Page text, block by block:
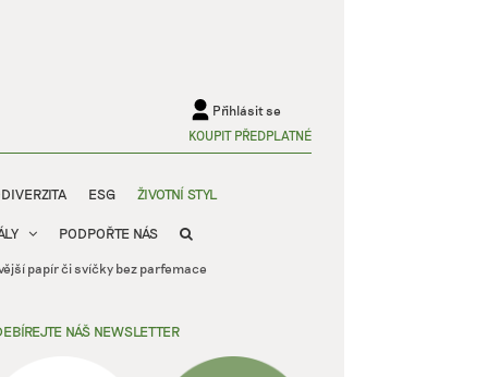
Přihlásit se
KOUPIT PŘEDPLATNÉ
ESG ŽIVOTNÍ STYL
PODPOŘTE NÁS
papír či svíčky bez parfemace
NÁŠ NEWSLETTER